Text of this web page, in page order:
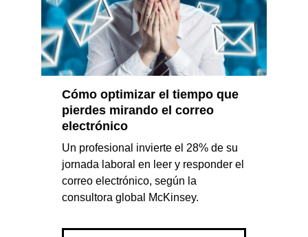
Cómo optimizar el tiempo que
pierdes mirando el correo
electrónico
Un profesional invierte el 28% de su
jornada laboral en leer y responder el
correo electrónico, según la
consultora global McKinsey.